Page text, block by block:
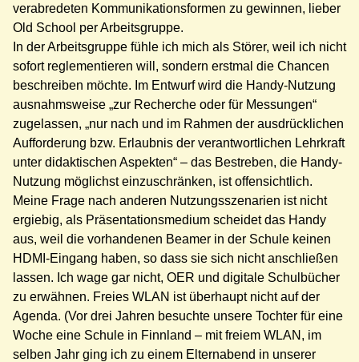
verabredeten Kommunikationsformen zu gewinnen, lieber
Old School per Arbeitsgruppe.
In der Arbeitsgruppe fühle ich mich als Störer, weil ich nicht
sofort reglementieren will, sondern erstmal die Chancen
beschreiben möchte. Im Entwurf wird die Handy-Nutzung
ausnahmsweise „zur Recherche oder für Messungen“
zugelassen, „nur nach und im Rahmen der ausdrücklichen
Aufforderung bzw. Erlaubnis der verantwortlichen Lehrkraft
unter didaktischen Aspekten“ – das Bestreben, die Handy-
Nutzung möglichst einzuschränken, ist offensichtlich.
Meine Frage nach anderen Nutzungsszenarien ist nicht
ergiebig, als Präsentationsmedium scheidet das Handy
aus, weil die vorhandenen Beamer in der Schule keinen
HDMI-Eingang haben, so dass sie sich nicht anschließen
lassen. Ich wage gar nicht, OER und digitale Schulbücher
zu erwähnen. Freies WLAN ist überhaupt nicht auf der
Agenda. (Vor drei Jahren besuchte unsere Tochter für eine
Woche eine Schule in Finnland – mit freiem WLAN, im
selben Jahr ging ich zu einem Elternabend in unserer